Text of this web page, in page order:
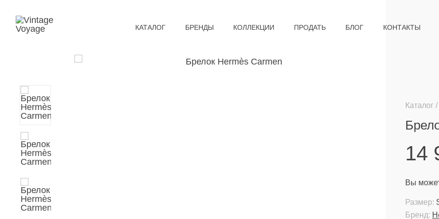
КАТАЛОГ БРЕНДЫ КОЛЛЕКЦИИ ПРОДАТЬ БЛОГ КОНТАКТЫ
Каталог
14
Вы
Бренд:
Размер: